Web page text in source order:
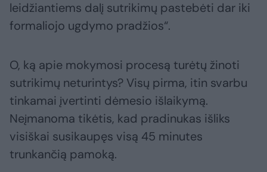
leidžiantiems dalį sutrikimų pastebėti dar iki
formaliojo ugdymo pradžios“.
O, ką apie mokymosi procesą turėtų žinoti
sutrikimų neturintys? Visų pirma, itin svarbu
tinkamai įvertinti dėmesio išlaikymą.
Neįmanoma tikėtis, kad pradinukas išliks
visiškai susikaupęs visą 45 minutes
trunkančią pamoką.